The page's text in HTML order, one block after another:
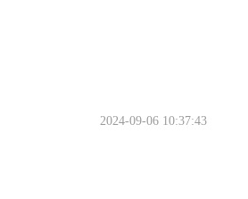
2024-09-06 10:37:43